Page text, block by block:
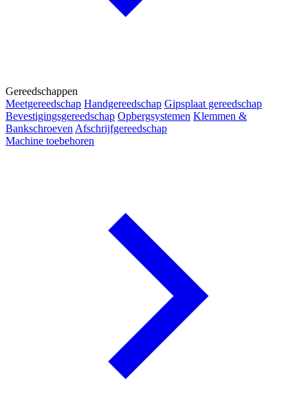
Gereedschappen
Meetgereedschap Handgereedschap Gipsplaat gereedschap
Bevestigingsgereedschap Opbergsystemen Klemmen &
Bankschroeven Afschrijfgereedschap
Machine toebehoren